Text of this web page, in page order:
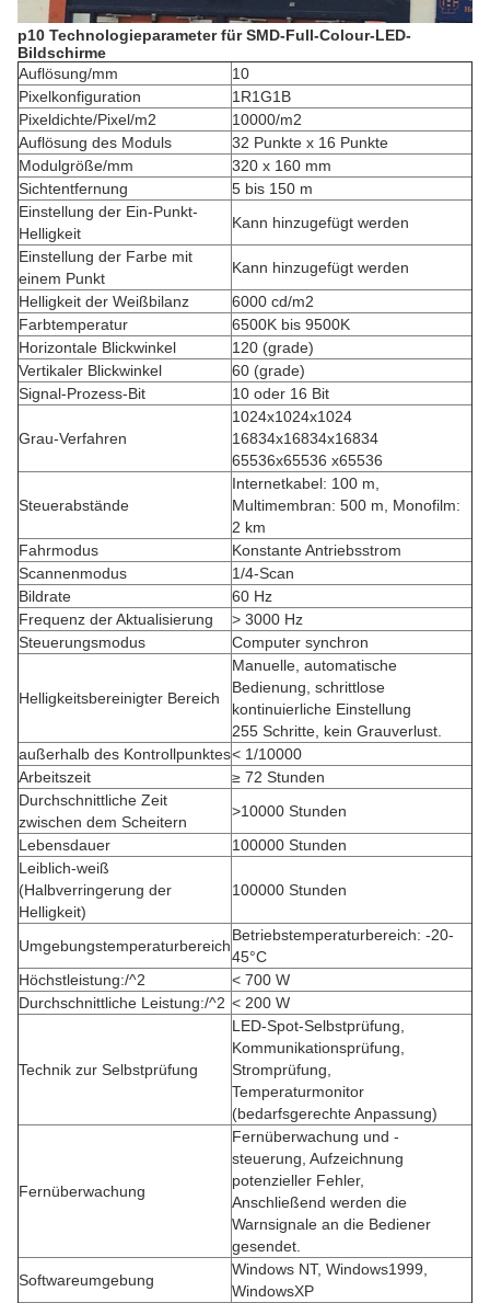
p10 Technologieparameter für SMD-Full-Colour-LED-
Bildschirme
Auflösung/mm
10
Pixelkonfiguration
1R1G1B
Pixeldichte/Pixel/m2
10000/m2
Auflösung des Moduls
32 Punkte x 16 Punkte
Modulgröße/mm
320 x 160 mm
Sichtentfernung
5 bis 150 m
Einstellung der Ein-Punkt-
Helligkeit
Kann hinzugefügt werden
Einstellung der Farbe mit
einem Punkt
Kann hinzugefügt werden
Helligkeit der Weißbilanz
6000 cd/m2
Farbtemperatur
6500K bis 9500K
Horizontale Blickwinkel
120 (grade)
Vertikaler Blickwinkel
60 (grade)
Signal-Prozess-Bit
10 oder 16 Bit
Grau-Verfahren
1024x1024x1024
16834x16834x16834
65536x65536 x65536
Steuerabstände
Internetkabel: 100 m,
Multimembran: 500 m, Monofilm:
2 km
Fahrmodus
Konstante Antriebsstrom
Scannenmodus
1/4-Scan
Bildrate
60 Hz
Frequenz der Aktualisierung
> 3000 Hz
Steuerungsmodus
Computer synchron
Helligkeitsbereinigter Bereich
Manuelle, automatische
Bedienung, schrittlose
kontinuierliche Einstellung
255 Schritte, kein Grauverlust.
außerhalb des Kontrollpunktes< 1/10000
Arbeitszeit
≥ 72 Stunden
Durchschnittliche Zeit
zwischen dem Scheitern
>10000 Stunden
Lebensdauer
100000 Stunden
Leiblich-weiß
(Halbverringerung der
Helligkeit)
100000 Stunden
Umgebungstemperaturbereich
Betriebstemperaturbereich: -20-
45°C
Höchstleistung:/^2
< 700 W
Durchschnittliche Leistung:/^2 < 200 W
Technik zur Selbstprüfung
LED-Spot-Selbstprüfung,
Kommunikationsprüfung,
Stromprüfung,
Temperaturmonitor
(bedarfsgerechte Anpassung)
Fernüberwachung
Fernüberwachung und -
steuerung, Aufzeichnung
potenzieller Fehler,
Anschließend werden die
Warnsignale an die Bediener
gesendet.
Softwareumgebung
Windows NT, Windows1999,
WindowsXP